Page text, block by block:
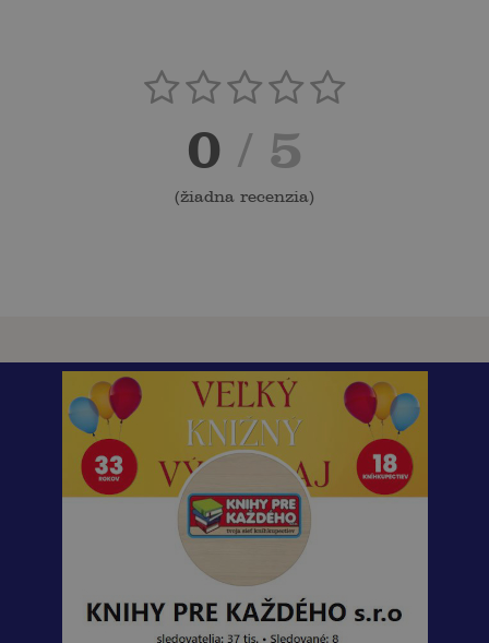
0 / 5
(žiadna recenzia)